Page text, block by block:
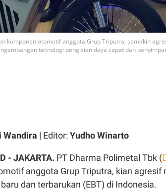
komponen otomotif anggota Grup Triputra, semakin
teknologi pengisian daya cepat dan
Wandira | Editor: Yudho Winarto
- JAKARTA. PT Dharma Polimetal Tbk (
anggota Grup Triputra, kian agresif
dan terbarukan (EBT) di Indonesia.